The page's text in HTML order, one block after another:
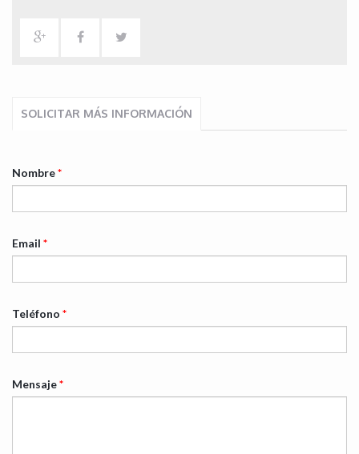
SOLICITAR MÁS INFORMACIÓN
Nombre*
Email *
Teléfono *
Mensaje*